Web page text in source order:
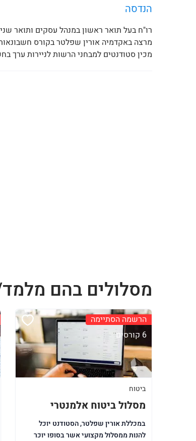
הנדסה
רו"ח בעל תואר ראשון במנהל עסקים ותואר
מרצה באקדמיה אורין שפלטר בקורס חשבונאות
מכין סטודנטים למבחני הרשות לניירות ערך
מסלולים בהם
הרשמה הסתיימה
6 קורסים
ביטוח
מסלול ביטוח אלמנטרי
במכללת אורין שפלטר, הסטודנט יוכל
להנות ממסלול מקצועי אשר בסופו יוכר